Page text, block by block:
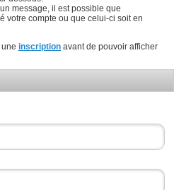
message, il est possible que
votre compte ou que celui-ci soit en
inscription avant de pouvoir afficher